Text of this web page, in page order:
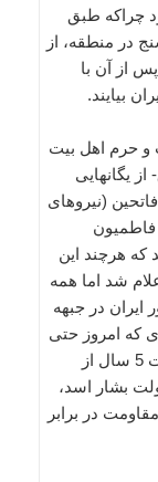
چراکه طبق
در منطقه، از
از آن با
بیایند.
و حرم اهل بیت
یگانهایی
(نیروهای
فاطمیون
که هرچند این
شد اما همه
ایران در جبهه
که امروز حتی
بانیان این جنگ خانمان‌سوز نیز پس از گذشت 5 سال از
بشار اسد،
در برابر